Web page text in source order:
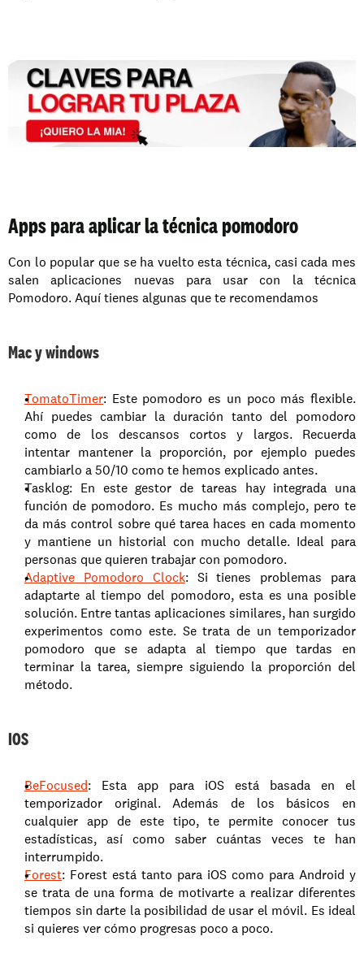
Apps para aplicar la técnica pomodoro
Con lo popular que se ha vuelto esta técnica, casi cada mes
salen aplicaciones nuevas para usar con la técnica
Pomodoro. Aquí tienes algunas que te recomendamos
Mac y windows
TomatoTimer: Este pomodoro es un poco más flexible.
Ahí puedes cambiar la duración tanto del pomodoro
como de los descansos cortos y largos. Recuerda
intentar mantener la proporción, por ejemplo puedes
cambiarlo a 50/10 como te hemos explicado antes.
Tasklog: En este gestor de tareas hay integrada una
función de pomodoro. Es mucho más complejo, pero te
da más control sobre qué tarea haces en cada momento
y mantiene un historial con mucho detalle. Ideal para
personas que quieren trabajar con pomodoro.
Adaptive Pomodoro Clock: Si tienes problemas para
adaptarte al tiempo del pomodoro, esta es una posible
solución. Entre tantas aplicaciones similares, han surgido
experimentos como este. Se trata de un temporizador
pomodoro que se adapta al tiempo que tardas en
terminar la tarea, siempre siguiendo la proporción del
método.
IOS
BeFocused: Esta app para iOS está basada en el
temporizador original. Además de los básicos en
cualquier app de este tipo, te permite conocer tus
estadísticas, así como saber cuántas veces te han
interrumpido.
Forest: Forest está tanto para iOS como para Android y
se trata de una forma de motivarte a realizar diferentes
tiempos sin darte la posibilidad de usar el móvil. Es ideal
si quieres ver cómo progresas poco a poco.